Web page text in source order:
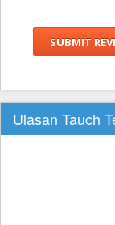
SUBMIT
Ulasan Tauch